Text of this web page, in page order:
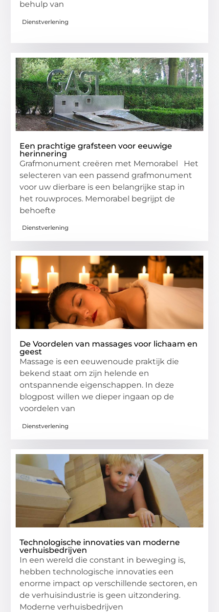
behulp van
Dienstverlening
Een prachtige grafsteen voor eeuwige
herinnering
Grafmonument creëren met Memorabel Het
selecteren van een passend grafmonument
voor uw dierbare is een belangrijke stap in
het rouwproces. Memorabel begrijpt de
behoefte
Dienstverlening
De Voordelen van massages voor lichaam en
geest
Massage is een eeuwenoude praktijk die
bekend staat om zijn helende en
ontspannende eigenschappen. In deze
blogpost willen we dieper ingaan op de
voordelen van
Dienstverlening
Technologische innovaties van moderne
verhuisbedrijven
In een wereld die constant in beweging is,
hebben technologische innovaties een
enorme impact op verschillende sectoren, en
de verhuisindustrie is geen uitzondering.
Moderne verhuisbedrijven